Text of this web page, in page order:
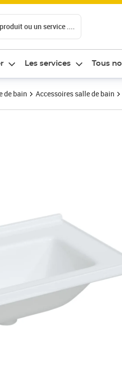
ou un service ....
Les services Tous
de bain Accessoires salle de bain